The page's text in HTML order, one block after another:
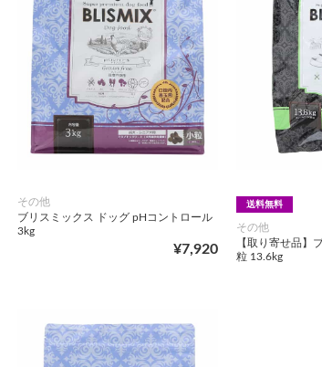
その他
ブリスミックス ドッグ pHコントロール
3kg
¥7,920
送料無料
その他
【取り寄せ品】
粒 13.6kg